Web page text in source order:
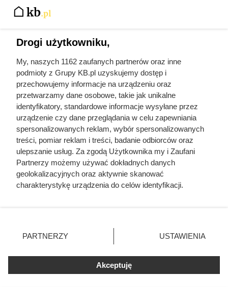
egzekucją wykrzyknęła „Niech
Drogi użytkowniku,
My, naszych 1162 zaufanych partnerów oraz inne
podmioty z Grupy KB.pl uzyskujemy dostęp i
przechowujemy informacje na urządzeniu oraz
przetwarzamy dane osobowe, takie jak unikalne
identyfikatory, standardowe informacje wysyłane przez
urządzenie czy dane przeglądania w celu zapewniania
spersonalizowanych reklam, wybór spersonalizowanych
treści, pomiar reklam i treści, badanie odbiorców oraz
ulepszanie usług. Za zgodą Użytkownika my i Zaufani
Partnerzy możemy używać dokładnych danych
geolokalizacyjnych oraz aktywnie skanować
charakterystykę urządzenia do celów identyfikacji.
zmienić/wycofać klikając przycisk ustawień prywatności
znajdujący się w lewym dolnym rogu strony. Niektóre
użytkownika, ale masz prawo sprzeciwić się takiemu
przetwarzaniu. Preferencje będą miały zastosowania tylko
PARTNERZY USTAWIENIA
Akceptuję